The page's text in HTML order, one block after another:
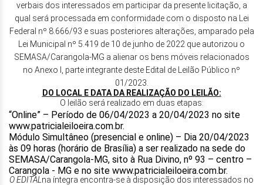
verbais dos interessados em participar da presente licitação, a
qual será processada em conformidade com o disposto na Lei
Federal nº 8.666/93 e suas posteriores alterações, amparado pela
Lei Municipal nº 5.419 de 10 de junho de 2022 que autorizou o
SEMASA/Carangola-MG a alienar os bens móveis relacionados
no Anexo I, parte integrante deste Edital de Leilão Público nº
01/2023.
DO LOCAL E DATA DA REALIZAÇÃO DO LEILÃO:
O leilão será realizado em duas etapas:
“Online” – Período de 06/04/2023 a 20/04/2023 no site
www.patricialeiloeira.com.br.
Módulo Simultâneo (presencial e online) – Dia 20/04/2023
às 09 horas (horário de Brasília) a ser realizado na sede do
SEMASA/Carangola-MG, sito à Rua Divino, nº 93 – centro –
Carangola - MG e no site www.patricialeiloeira.com.br.
O EDITAL na íntegra encontra-se à disposição dos interessados no